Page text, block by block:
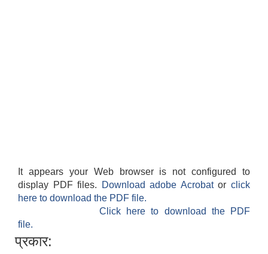
It appears your Web browser is not configured to
display PDF files.
Download adobe Acrobatorclick
here to download the PDF file.
Click here to download the PDF
file.
प्रकार: